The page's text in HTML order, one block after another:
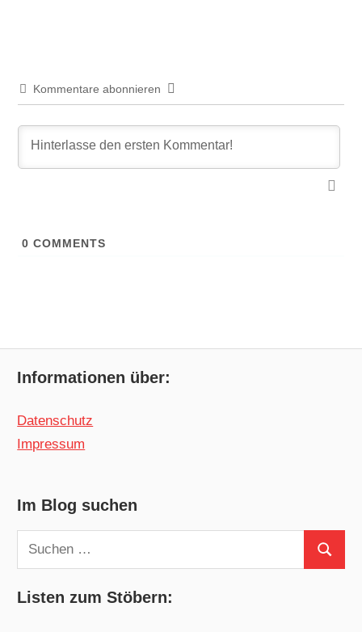
Kommentare abonnieren
0 COMMENTS
Informationen über:
Datenschutz
Impressum
Im Blog suchen
Suchen
nach:
Suchen
Listen zum Stöbern: